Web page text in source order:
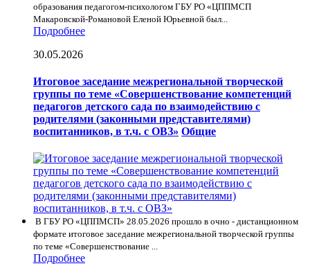
образования педагогом-психологом ГБУ РО «ЦППМСП
Макаровской-Романовой Еленой Юрьевной был...
Подробнее
30.05.2026
Итоговое заседание межрегиональной творческой
группы по теме «Совершенствование компетенций
педагогов детского сада по взаимодействию с
родителями (законными представителями)
воспитанников, в т.ч. с ОВЗ» Общие
В ГБУ РО «ЦППМСП» 28.05.2026 прошло в очно - дистанционном
формате итоговое заседание межрегиональной творческой группы
по теме «Совершенствование ...
Подробнее